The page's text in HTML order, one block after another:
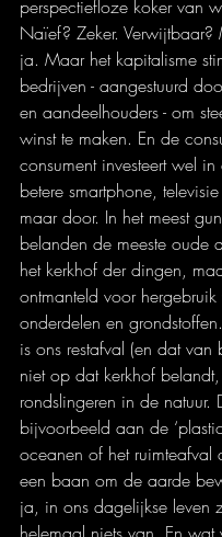
perspectiefloze koker van
Naïef? Zeker. Verwijtbaar?
ja. Maar het kapitalisme
bedrijven - aangestuurd
en aandeelhouders - om
winst te maken. En de
consument investeert wel
betere smartphone,
maar door. In het meest
belanden de meeste oude
het kerkhof der dingen,
ontmanteld voor hergebruik
onderdelen en
is ons restafval (en dat van
niet op dat kerkhof
rondslingeren in de natuur.
bijvoorbeeld aan de
oceanen of het ruimteafval
een baan om de aarde
ja, in ons dagelijkse leven